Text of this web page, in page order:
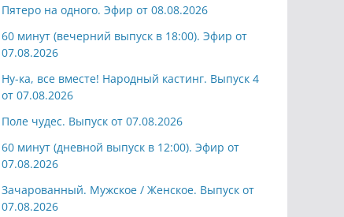
Пятеро на одного. Эфир от 08.08.2026
60 минут (вечерний выпуск в 18:00). Эфир от
07.08.2026
Ну-ка, все вместе! Народный кастинг. Выпуск 4
от 07.08.2026
Поле чудес. Выпуск от 07.08.2026
60 минут (дневной выпуск в 12:00). Эфир от
07.08.2026
Зачарованный. Мужское / Женское. Выпуск от
07.08.2026